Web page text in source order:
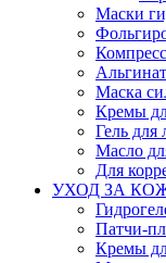
Маски
Маска
Кремы
Гель для
Масло
Для
УХОД ЗА
Патчи-
Кремы